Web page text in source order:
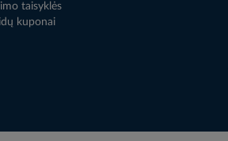
taisyklės
kuponai